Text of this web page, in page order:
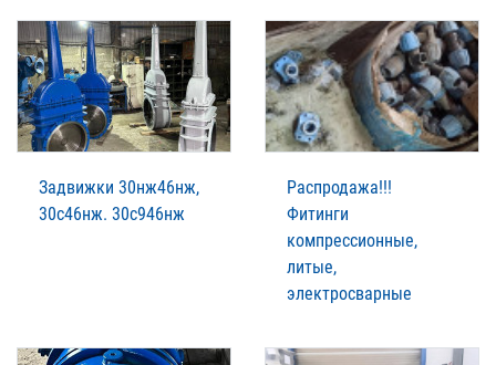
Задвижки 30нж46нж,
30с46нж. 30с946нж
Распродажа!!!
Фитинги
компрессионные,
литые,
электросварные